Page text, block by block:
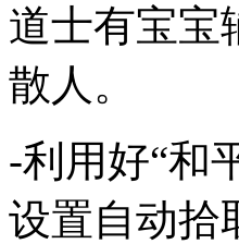
道士有宝宝
散人。
-利用好“和
设置自动拾